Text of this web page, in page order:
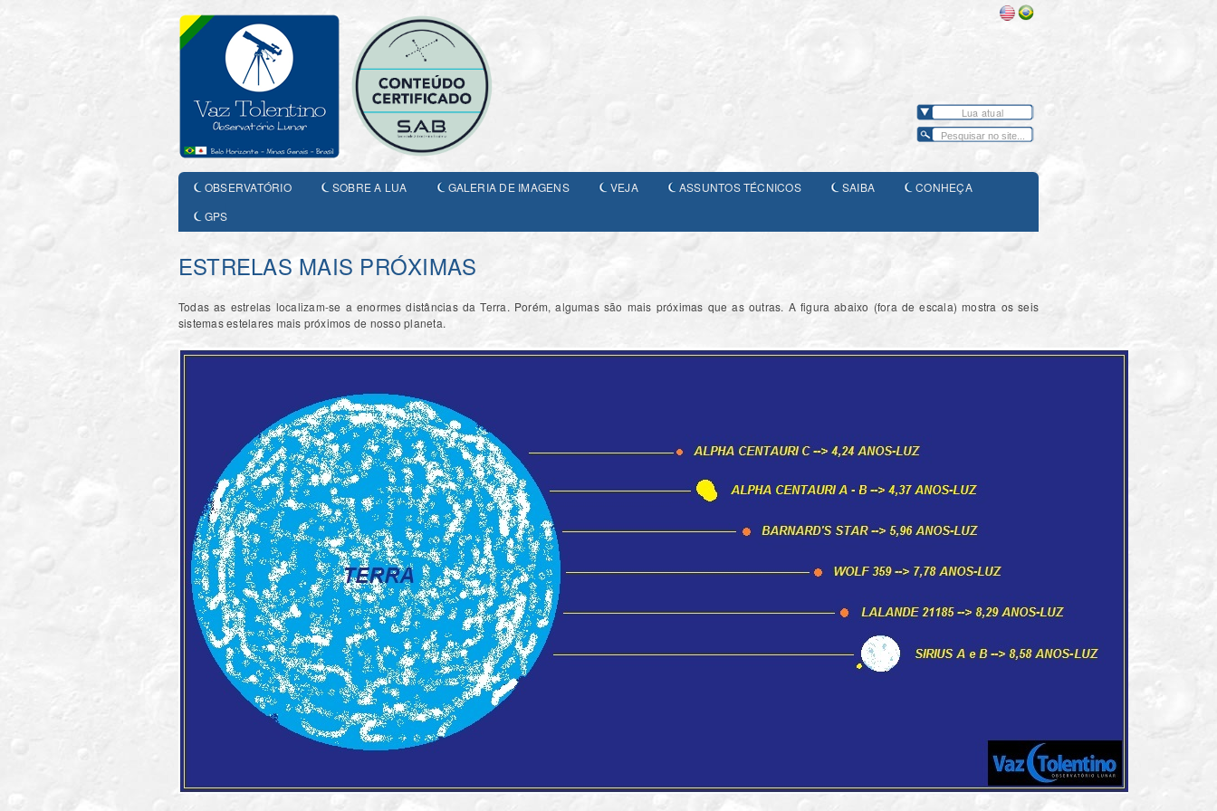
Lua atual
OBSERVATÓRIO SOBRE A LUA GALERIA DE IMAGENS VEJA ASSUNTOS TÉCNICOS SAIBA
CONHEÇA
GPS
ESTRELAS MAIS PRÓXIMAS
Todas as estrelas localizam-se a enormes distâncias da Terra. Porém, algumas são mais próximas que as outras. A figura abaixo (fora de escala) mostra os seis
sistemas estelares mais próximos de nosso planeta.